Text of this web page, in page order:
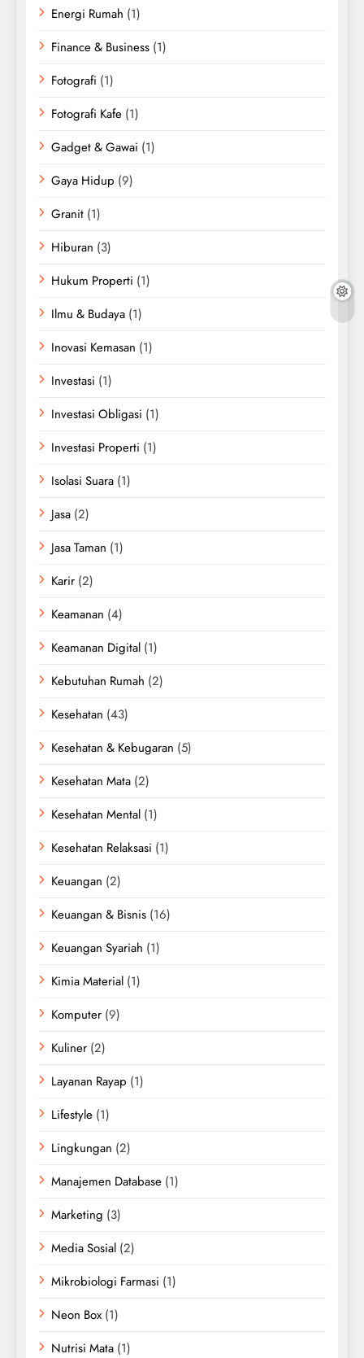
Energi Rumah (1)
Finance & Business (1)
Fotografi (1)
Fotografi Kafe (1)
Gadget & Gawai (1)
Gaya Hidup (9)
Granit (1)
Hiburan (3)
Hukum Properti (1)
Ilmu & Budaya (1)
Inovasi Kemasan (1)
Investasi (1)
Investasi Obligasi (1)
Investasi Properti (1)
Isolasi Suara (1)
Jasa (2)
Jasa Taman (1)
Karir (2)
Keamanan (4)
Keamanan Digital (1)
Kebutuhan Rumah (2)
Kesehatan (43)
Kesehatan & Kebugaran (5)
Kesehatan Mata (2)
Kesehatan Mental (1)
Kesehatan Relaksasi (1)
Keuangan (2)
Keuangan & Bisnis (16)
Keuangan Syariah (1)
Kimia Material (1)
Komputer (9)
Kuliner (2)
Layanan Rayap (1)
Lifestyle (1)
Lingkungan (2)
Manajemen Database (1)
Marketing (3)
Media Sosial (2)
Mikrobiologi Farmasi (1)
Neon Box (1)
Nutrisi Mata (1)